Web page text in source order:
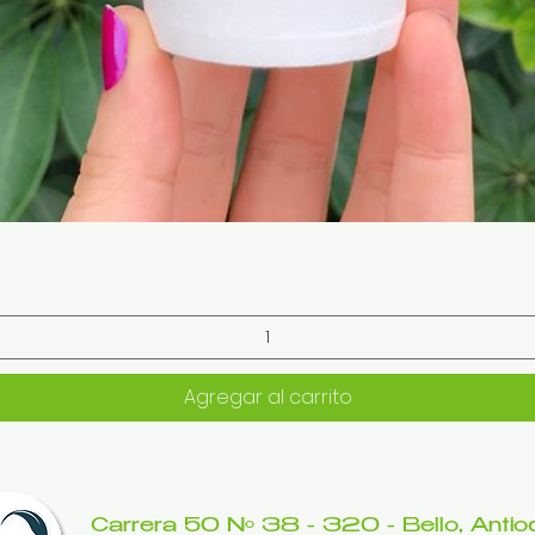
Agregar al carrito
Carrera 50 Nº 38 - 320​ - Bello,